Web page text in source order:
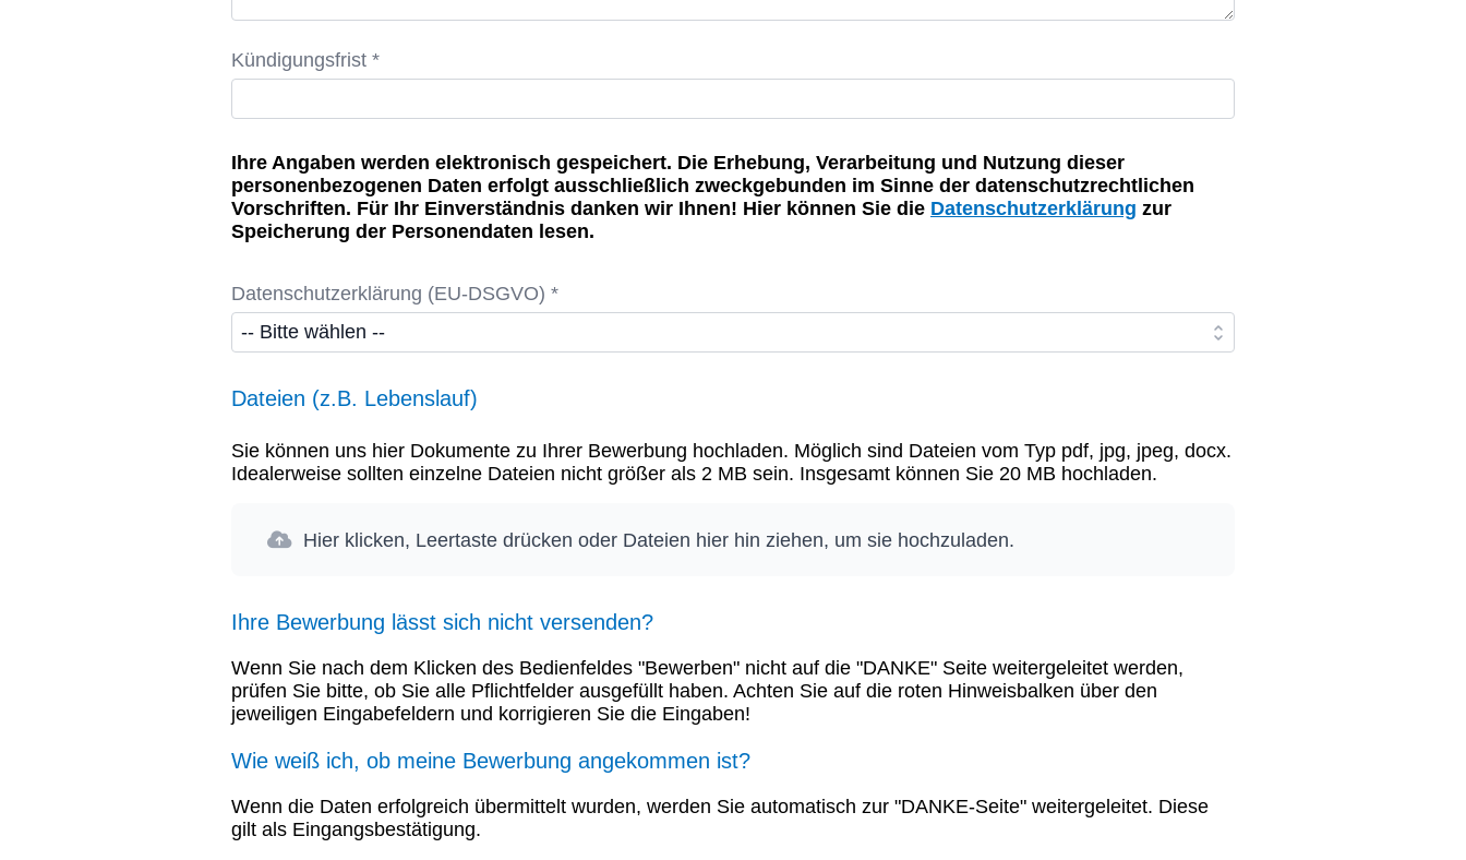
Kündigungsfrist *
Ihre Angaben werden elektronisch gespeichert. Die Erhebung, Verarbeitung und Nutzung dieser
personenbezogenen Daten erfolgt ausschließlich zweckgebunden im Sinne der datenschutzrechtlichen
Vorschriften. Für Ihr Einverständnis danken wir Ihnen! Hier können Sie die Datenschutzerklärung zur
Speicherung der Personendaten lesen.
Datenschutzerklärung (EU-DSGVO) *
Dateien (z.B. Lebenslauf)
Sie können uns hier Dokumente zu Ihrer Bewerbung hochladen. Möglich sind Dateien vom Typ pdf, jpg, jpeg, docx.
Idealerweise sollten einzelne Dateien nicht größer als 2 MB sein. Insgesamt können Sie 20 MB hochladen.
Hier klicken, Leertaste drücken oder Dateien hier hin ziehen, um sie hochzuladen.
Ihre Bewerbung lässt sich nicht versenden?
Wenn Sie nach dem Klicken des Bedienfeldes "Bewerben" nicht auf die "DANKE" Seite weitergeleitet werden,
prüfen Sie bitte, ob Sie alle Pflichtfelder ausgefüllt haben. Achten Sie auf die roten Hinweisbalken über den
jeweiligen Eingabefeldern und korrigieren Sie die Eingaben!
Wie weiß ich, ob meine Bewerbung angekommen ist?
Wenn die Daten erfolgreich übermittelt wurden, werden Sie automatisch zur "DANKE-Seite" weitergeleitet. Diese
gilt als Eingangsbestätigung.